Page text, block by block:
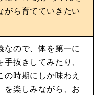
がら育てていきたい
なので、体を第一に
抜きしてみたり、
の時期にしか味わえ
を楽しみながら、お